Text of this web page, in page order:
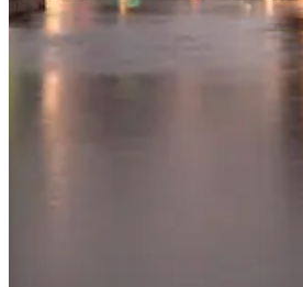
et vers le bas pour les parcourir ou